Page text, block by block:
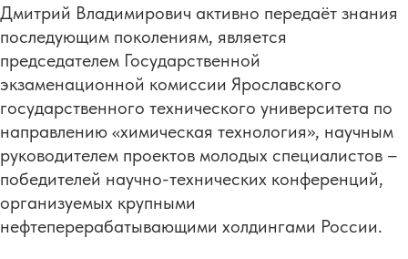
Дмитрий Владимирович активно передаёт знания
последующим поколениям, является
председателем Государственной
экзаменационной комиссии Ярославского
государственного технического университета по
направлению «химическая технология», научным
руководителем проектов молодых специалистов –
победителей научно-технических конференций,
организуемых крупными
нефтеперерабатывающими холдингами России.